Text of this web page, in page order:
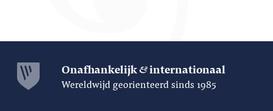
Onafhankelijk internationaal
Wereldwijd georienteerd sinds 1985